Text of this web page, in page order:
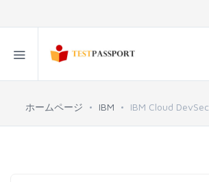
ホームページ IBM IBM Cloud